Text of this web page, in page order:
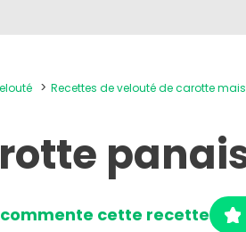
Recettes de velouté de carotte
cette recette